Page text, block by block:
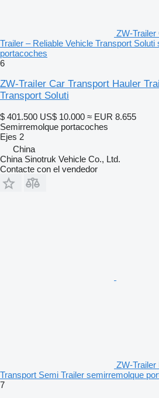
ZW-Trailer
Trailer – Reliable Vehicle Transport
portacoches
6
ZW-Trailer Car Transport Hauler
Transport Soluti
$ 401.500 US$ 10.000 ≈ EUR 8.655
Semirremolque portacoches
Ejes 2
China
China Sinotruk Vehicle Co., Ltd.
Contacte con el vendedor
ZW-
Transport Semi Trailer semirremolque
7